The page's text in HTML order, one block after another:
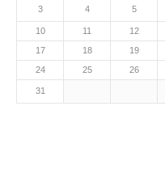
3 4 5
10 11 12
17
18 19
24
25 26
31